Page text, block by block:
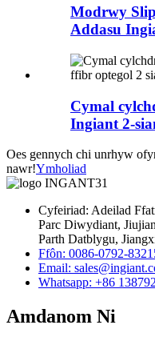
Modrwy
Addasu
Cymal
Ingiant 2-
Oes gennych chi unrhyw
nawr!Ymholiad
Cyfeiriad: Adeilad
Parc Diwydiant,
Parth Datblygu,
Ffôn: 0086-0792-
Email:
Whatsapp: +86
Amdanom Ni